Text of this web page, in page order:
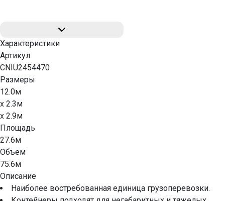
Характеристики
Артикул
CNIU2454470
Размеры
12.0м
x 2.3м
x 2.9м
Площадь
27.6м
Объем
75.6м
Описание
Наиболее востребованная единица грузоперевозки.